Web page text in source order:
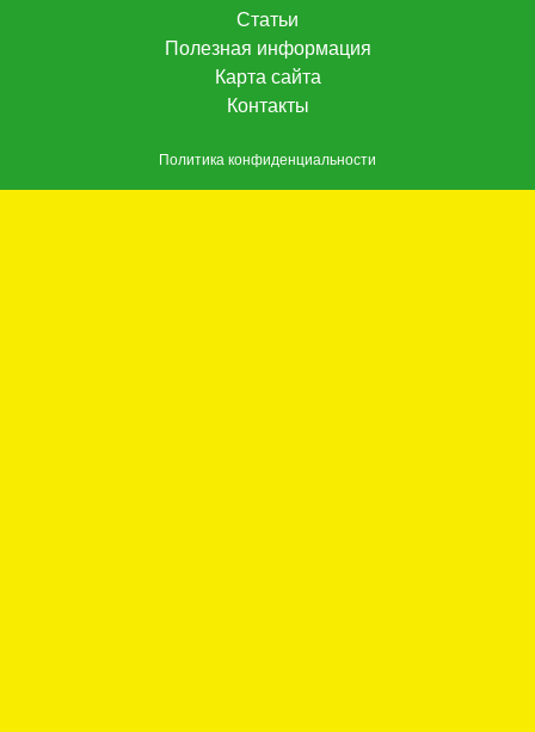
Статьи
Полезная информация
Карта сайта
Контакты
Политика конфиденциальности